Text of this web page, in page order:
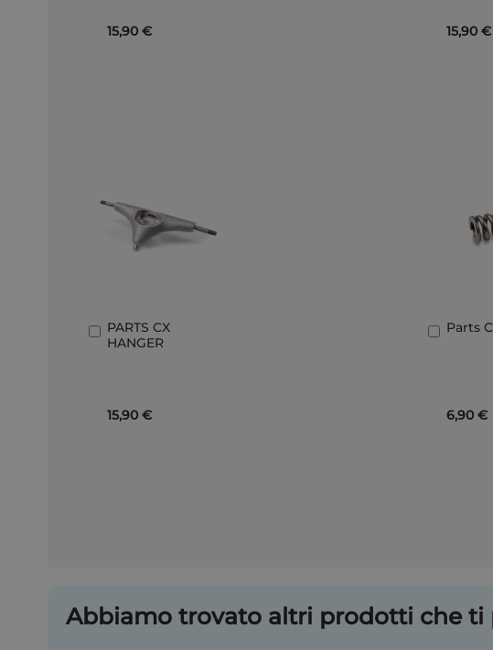
15,90 € 15,90 €
PARTS CX
HANGER
15,90 €
Aggiungi
al
Parts
6,90 €
Abbiamo trovato altri prodotti che ti